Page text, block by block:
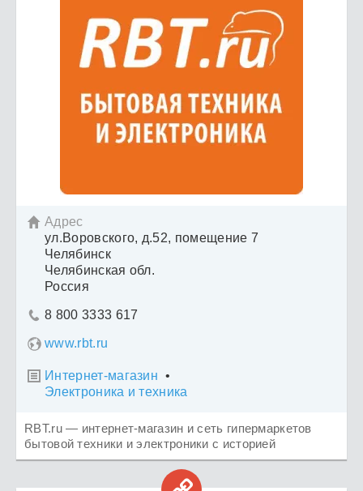
 Адрес
ул.Воровского, д.52, помещение 7
Челябинск
Челябинская обл.
Россия
 8 800 3333 617
www.rbt.ru
 Интернет-магазин •
Электроника и техника
RBT.ru — интернет-магазин и сеть гипермаркетов
бытовой техники и электроники с историей